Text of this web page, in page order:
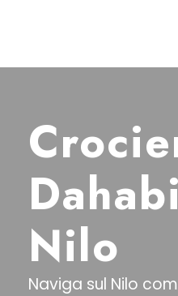
Nilo
Naviga sul Nilo